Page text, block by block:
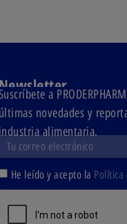
Newsletter
a
últimas novedades y
alimentaria.
He leído y acepto la Política